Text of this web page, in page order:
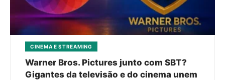
CINEMA E STREAMING
Warner Bros. Pictures junto com SBT?
Gigantes da televisão e do cinema unem